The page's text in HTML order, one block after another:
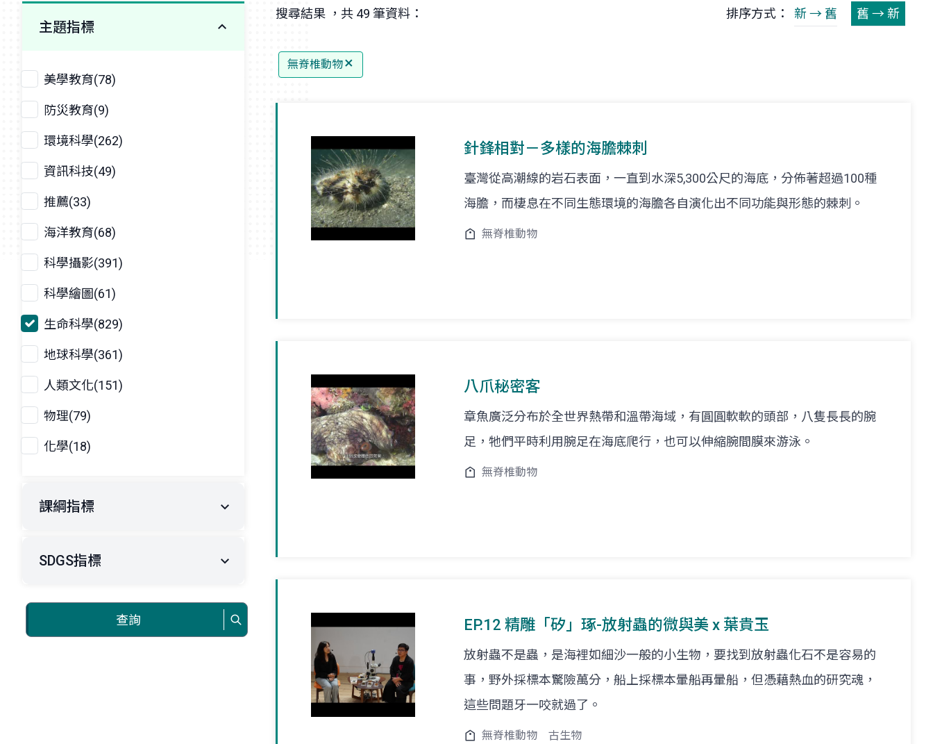
主題指標
美學教育(78)
防災教育(9)
環境科學(262)
資訊科技(49)
推薦(33)
海洋教育(68)
科學攝影(391)
科學繪圖(61)
生命科學(829)
地球科學(361)
人類文化(151)
物理(79)
化學(18)
課綱指標
SDGS指標
查詢
搜尋結果 ，共 49 筆資料： 排序方式： 新 → 舊 舊 → 新
無脊椎動物
針鋒相對－多樣的海膽棘刺
臺灣從高潮線的岩石表面，一直到水深5,300公尺的海底，分佈著超過100種
海膽，而棲息在不同生態環境的海膽各自演化出不同功能與形態的棘刺。
無脊椎動物
八爪秘密客
章魚廣泛分布於全世界熱帶和溫帶海域，有圓圓軟軟的頭部，八隻長長的腕
足，牠們平時利用腕足在海底爬行，也可以伸縮腕間膜來游泳。
無脊椎動物
EP.12 精雕「矽」琢-放射蟲的微與美 x 葉貴玉
放射蟲不是蟲，是海裡如細沙一般的小生物，要找到放射蟲化石不是容易的
事，野外採標本驚險萬分，船上採標本暈船再暈船，但憑藉熱血的研究魂，
這些問題牙一咬就過了。
無脊椎動物 古生物